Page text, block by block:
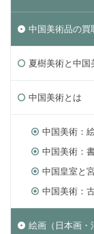
中国美術品の買
夏樹美術と中国
中国美術とは
中国美術：
中国美術：
中国皇室と
中国美術：
絵画（日本画・